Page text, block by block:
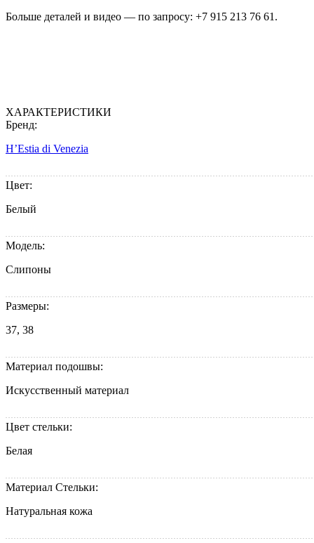
Больше деталей и видео — по запросу: +7 915 213 76 61.
ХАРАКТЕРИСТИКИ
Бренд:
H’Estia di Venezia
Цвет:
Белый
Модель:
Слипоны
Размеры:
37, 38
Материал подошвы:
Искусственный материал
Цвет стельки:
Белая
Материал Стельки:
Натуральная кожа